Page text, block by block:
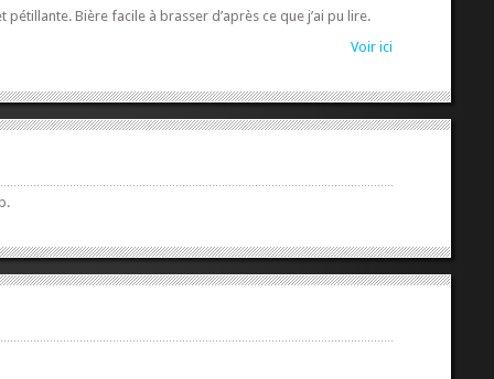
Bière facile à brasser d’après ce que j’ai pu lire.
Voir ici